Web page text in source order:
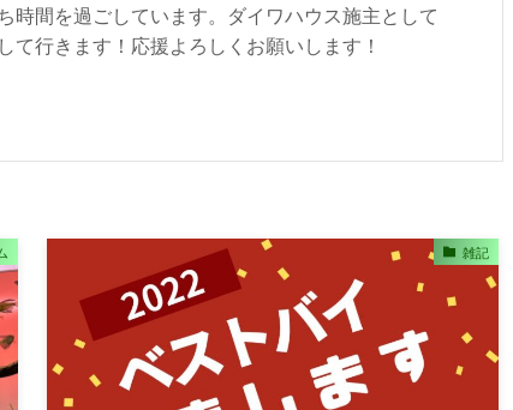
時間を過ごしています。ダイワハウス施主として
て行きます！応援よろしくお願いします！
雑記